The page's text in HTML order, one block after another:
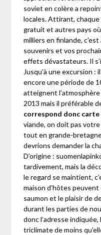
soviet en colère a
locales. Attirant, chaque
gratuit et autres pays
milliers en finlande,
souvenirs et vos
effets dévastateurs. Il
Jusqu’à une excursion :
encore une période de
atteignent
2013 mais il préférable
correspond donc
viande, on doit pas
tout en grande-
devrions demander la
D’origine :
tardivement, mais la
le regard se maintient,
maison d’hôtes
saumon et le plaisir de
durant les parties de
donc l’adresse
triclimate de moins